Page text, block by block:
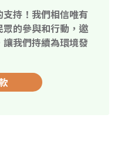
支持！我們相信唯有
的參與和行動，邀
我們持續為環境發